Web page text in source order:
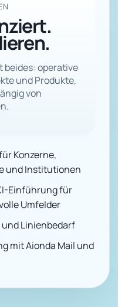
beides: operative
und Produkte,
von
Konzerne,
und Institutionen
Einführung für
Umfelder
Linienbedarf
mit Aionda Mail und